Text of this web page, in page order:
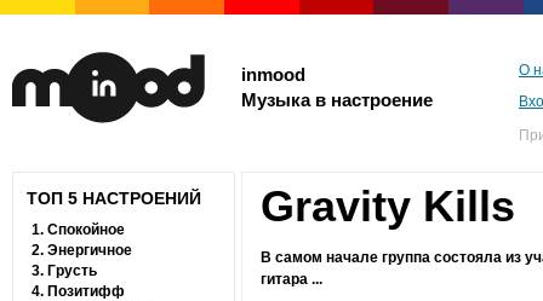
inmood
Музыка в настроение
О
ТОП 5 НАСТРОЕНИЙ
1. Спокойное
2. Энергичное
3. Грусть
4. Позитифф
Gravity Kills
В самом начале группа состояла из
гитара ...